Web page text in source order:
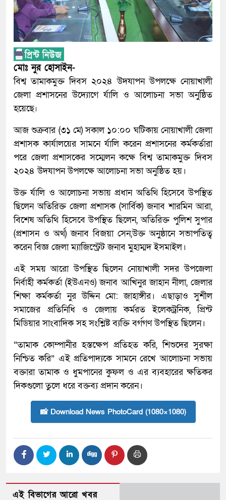
মোঃ নুর হোসাইন-
বিশ্ব তামাকমুক্ত দিবস ২০২৪ উদযাপন উপলক্ষে নোয়াখালী
জেলা প্রশাসনের উদ্যোগে র্যালি ও আলোচনা সভা অনুষ্ঠিত
হয়েছে৷
আজ শুক্রবার (৩১ মে) সকাল ১০:০০ ঘটিকায় নোয়াখালী জেলা
প্রশাসক কার্যালয়ের সামনে র্যালি করেন প্রশাসনের কর্মকর্তারা
পরে জেলা প্রশাসকের সম্মেলন কক্ষে বিশ্ব তামাকমুক্ত দিবস
২০২৪ উদযাপন উপলক্ষে আলোচনা সভা অনুষ্ঠিত হয়।
উক্ত র্যালি ও আলোচনা সভায় প্রধান অতিথি হিসেবে উপস্থিত
ছিলেন অতিরিক্ত জেলা প্রশাসক (সার্বিক) জনাব শারমিন আরা,
বিশেষ অতিথি হিসেবে উপস্থিত ছিলেন, অতিরিক্ত পুলিশ সুপার
(প্রশাসন ও অর্থ) জনাব বিজয়া সেন,উক্ত অনুষ্ঠানে সভাপতিত্ব
করেন বিজ্ঞ জেলা ম্যাজিস্ট্রেট জনাব মুহাম্মদ ইসমাইল।
এই সময় আরো উপস্থিত ছিলেন নোয়াখালী সদর উপজেলা
নির্বাহী কর্মকর্তা (ইউএনও) জনাব আখিনুর জাহান নীলা, জেলার
শিক্ষা কর্মকর্তা নুর উদ্দিন মো: জাহাঙ্গীর। এছাড়াও সুশীল
সমাজের প্রতিনিধি ও জেলায় কর্মরত ইলেকট্রনিক, প্রিন্ট
মিডিয়ার সাংবাদিক সহ সংশ্লিষ্ট ব্যক্তি বর্গগণ উপস্থিত ছিলেন।
“তামাক কোম্পানীর হস্তক্ষেপ প্রতিহত করি, শিশুদের সুরক্ষা
নিশ্চিত করি” এই প্রতিপাদ্যকে সামনে রেখে আলোচনা সভায়
বক্তারা তামাক ও ধুমপানের কুফল ও এর ব্যবহারের ক্ষতিকর
দিকগুলো তুলে ধরে বক্তব্য প্রদান করেন।
📸 Download News PhotoCard (1080×1080)
এই বিভাগের আরো খবর